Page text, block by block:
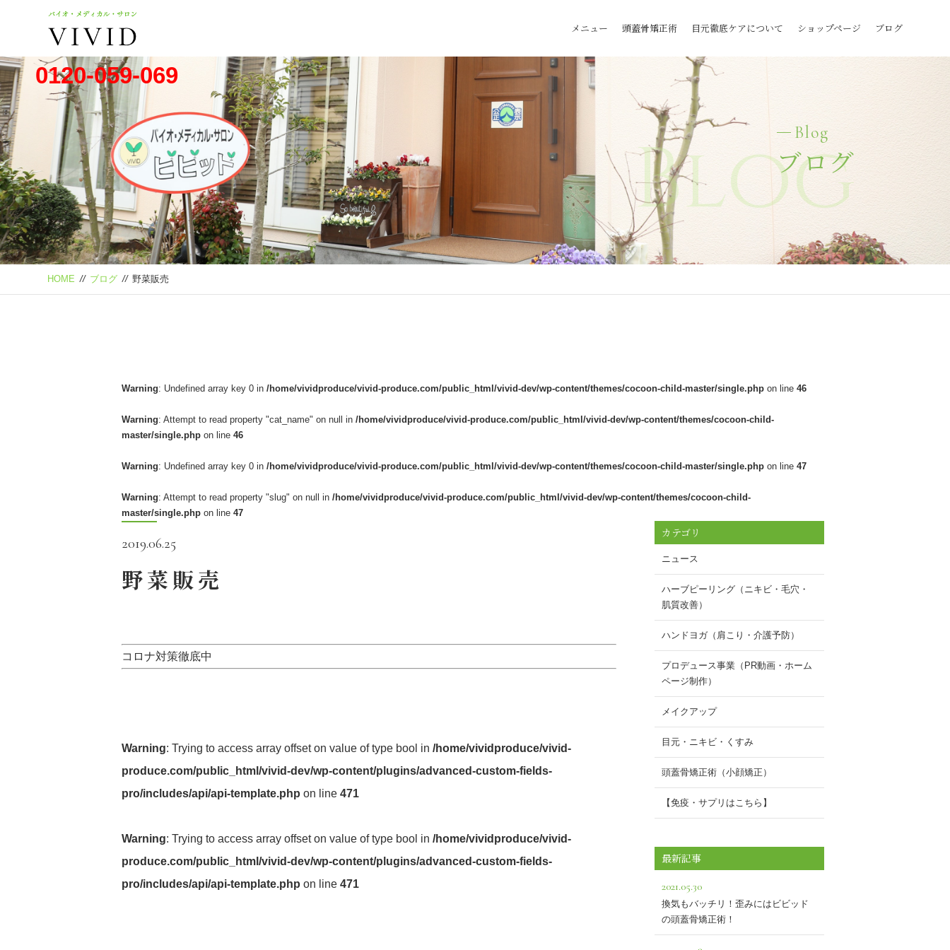
0120-059-069
メニュー 頭蓋骨矯正術 目元徹底ケアについて ショップページ ブログ
Blog
ブログ
Blog
HOME // ブログ // 野菜販売
Warning: Undefined array key 0 in /home/vividproduce/vivid-produce.com/public_html/vivid-dev/wp-content/themes/cocoon-child-master/single.php on line 46
Warning: Attempt to read property "cat_name" on null in /home/vividproduce/vivid-produce.com/public_html/vivid-dev/wp-content/themes/cocoon-child-
master/single.php on line 46
Warning: Undefined array key 0 in /home/vividproduce/vivid-produce.com/public_html/vivid-dev/wp-content/themes/cocoon-child-master/single.php on line 47
Warning: Attempt to read property "slug" on null in /home/vividproduce/vivid-produce.com/public_html/vivid-dev/wp-content/themes/cocoon-child-
master/single.php on line 47
2019.06.25
野菜販売
コロナ対策徹底中
Warning: Trying to access array offset on value of type bool in /home/vividproduce/vivid-
produce.com/public_html/vivid-dev/wp-content/plugins/advanced-custom-fields-
pro/includes/api/api-template.php on line 471
Warning: Trying to access array offset on value of type bool in /home/vividproduce/vivid-
produce.com/public_html/vivid-dev/wp-content/plugins/advanced-custom-fields-
pro/includes/api/api-template.php on line 471
カテゴリ
ニュース
ハーブピーリング（ニキビ・毛穴・
肌質改善）
ハンドヨガ（肩こり・介護予防）
プロデュース事業（PR動画・ホーム
ページ制作）
メイクアップ
目元・ニキビ・くすみ
頭蓋骨矯正術（小顔矯正）
【免疫・サプリはこちら】
最新記事
2021.05.30
換気もバッチリ！歪みにはビビッド
の頭蓋骨矯正術！